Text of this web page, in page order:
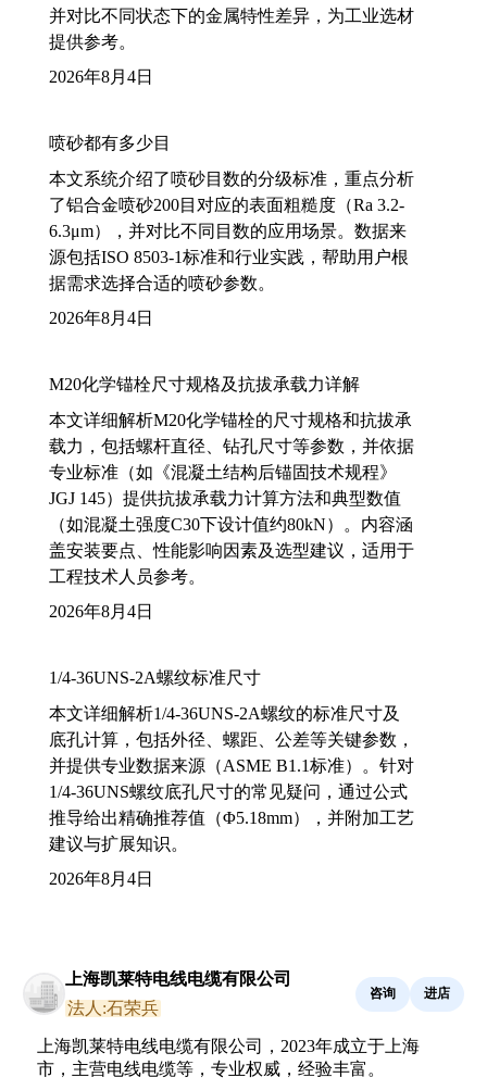
并对比不同状态下的金属特性差异，为工业选材
提供参考。
2026年8月4日
喷砂都有多少目
本文系统介绍了喷砂目数的分级标准，重点分析
了铝合金喷砂200目对应的表面粗糙度（Ra 3.2-
6.3μm），并对比不同目数的应用场景。数据来
源包括ISO 8503-1标准和行业实践，帮助用户根
据需求选择合适的喷砂参数。
2026年8月4日
M20化学锚栓尺寸规格及抗拔承载力详解
本文详细解析M20化学锚栓的尺寸规格和抗拔承
载力，包括螺杆直径、钻孔尺寸等参数，并依据
专业标准（如《混凝土结构后锚固技术规程》
JGJ 145）提供抗拔承载力计算方法和典型数值
（如混凝土强度C30下设计值约80kN）。内容涵
盖安装要点、性能影响因素及选型建议，适用于
工程技术人员参考。
2026年8月4日
1/4-36UNS-2A螺纹标准尺寸
本文详细解析1/4-36UNS-2A螺纹的标准尺寸及
底孔计算，包括外径、螺距、公差等关键参数，
并提供专业数据来源（ASME B1.1标准）。针对
1/4-36UNS螺纹底孔尺寸的常见疑问，通过公式
推导给出精确推荐值（Φ5.18mm），并附加工艺
建议与扩展知识。
2026年8月4日
上海凯莱特电线电缆有限公司
法人:石荣兵
咨询 进店
上海凯莱特电线电缆有限公司，2023年成立于上海
市，主营电线电缆等，专业权威，经验丰富。